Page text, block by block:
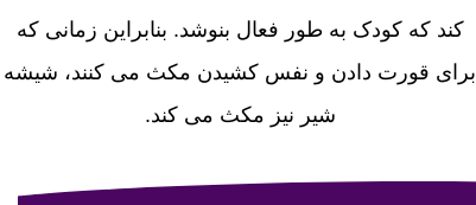
کند که کودک به طور فعال بنوشد. بنابراین زمانی که
برای قورت دادن و نفس کشیدن مکث می کنند، شیشه
شیر نیز مکث می کند.